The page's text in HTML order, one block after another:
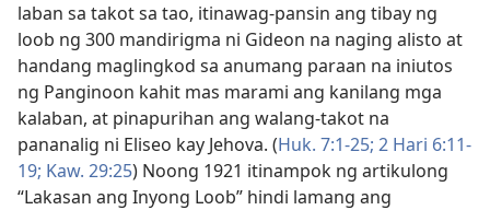
laban sa takot sa tao, itinawag-pansin ang tibay ng
loob ng 300 mandirigma ni Gideon na naging alisto at
handang maglingkod sa anumang paraan na iniutos
ng Panginoon kahit mas marami ang kanilang mga
kalaban, at pinapurihan ang walang-takot na
pananalig ni Eliseo kay Jehova. (Huk. 7:1-25; 2 Hari 6:11-
19; Kaw. 29:25) Noong 1921 itinampok ng artikulong
“Lakasan ang Inyong Loob” hindi lamang ang